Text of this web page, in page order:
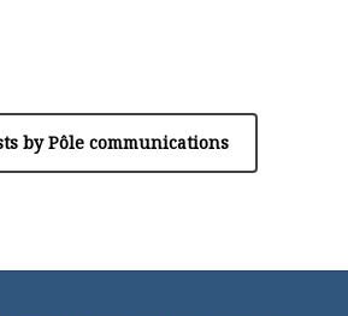
by Pôle communications